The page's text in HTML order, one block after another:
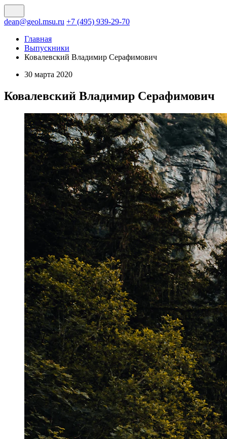
dean@geol.msu.ru +7 (495) 939-29-70
Главная
Выпускники
Ковалевский Владимир Серафимович
30 марта 2020
Ковалевский Владимир Серафимович